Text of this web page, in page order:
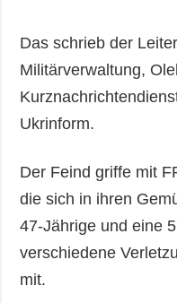
Das schrieb der
Militärverwaltung,
Ukrinform.
Der Feind griffe mit
die sich in ihren
47-Jährige und eine
verschiedene
mit.